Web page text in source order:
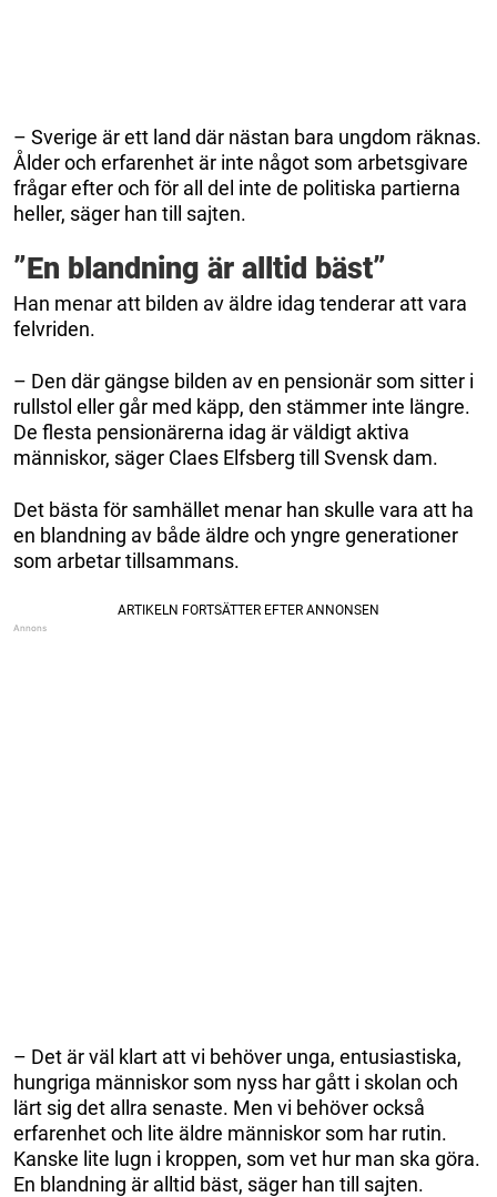
– Sverige är ett land där nästan bara ungdom räknas.
Ålder och erfarenhet är inte något som arbetsgivare
frågar efter och för all del inte de politiska partierna
heller, säger han till sajten.
”En blandning är alltid bäst”
Han menar att bilden av äldre idag tenderar att vara
felvriden.
– Den där gängse bilden av en pensionär som sitter i
rullstol eller går med käpp, den stämmer inte längre.
De flesta pensionärerna idag är väldigt aktiva
människor, säger Claes Elfsberg till Svensk dam.
Det bästa för samhället menar han skulle vara att ha
en blandning av både äldre och yngre generationer
som arbetar tillsammans.
– Det är väl klart att vi behöver unga, entusiastiska,
hungriga människor som nyss har gått i skolan och
lärt sig det allra senaste. Men vi behöver också
erfarenhet och lite äldre människor som har rutin.
Kanske lite lugn i kroppen, som vet hur man ska göra.
En blandning är alltid bäst, säger han till sajten.